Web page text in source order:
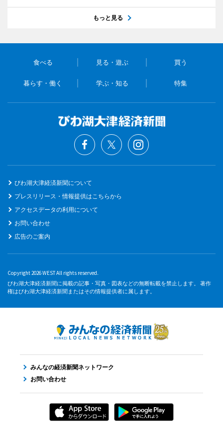
もっと見る
食べる 見る・遊ぶ 買う
暮らす・働く 学ぶ・知る 特集
びわ湖大津経済新聞について
プレスリリース・情報提供はこちらから
アクセスデータの利用について
お問い合わせ
広告のご案内
Copyright 2026 WEST All rights reserved.
びわ湖大津経済新聞に掲載の記事・写真・図表などの無断転載を禁止します。 著作
権はびわ湖大津経済新聞またはその情報提供者に属します。
みんなの経済新聞ネットワーク
お問い合わせ